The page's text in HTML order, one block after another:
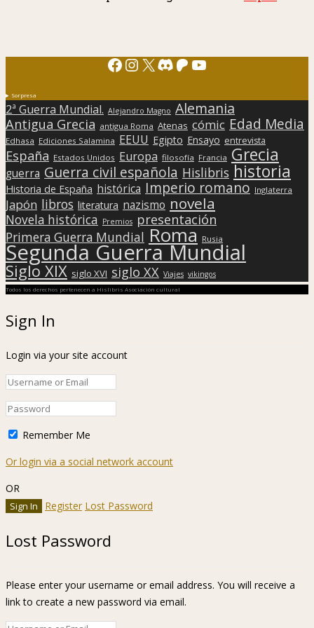
Facebook
Instagram
X Discord
Patreon
YouTube
Sorpresa
2ª Guerra Mundial. Alejandro Magno Alemania
Antigua Grecia antigua Roma Atenas cómic Edad Media
Edhasa Ediciones Salamina EEUU Egipto Ensayo entrevista
España Estados Unidos Europa filosofía Francia Grecia
guerra Guerra civil española Hislibris historia
Historia de España histórica Imperio romano Inglaterra
Japón libros literatura nazismo novela
Novela histórica Premios presentación
Primera Guerra Mundial Roma Rusia
Segunda Guerra Mundial
Siglo XIX siglo XVI siglo XX Viajes vikingos
Todos los derechos pertenecen a Hislibris Asociación cultural
Sign In
Login via your site account
Remember Me
Or login via a social network account
OR
Register Lost Password
Lost Password
Please enter your username or email address. You will receive a
link to create a new password via email.